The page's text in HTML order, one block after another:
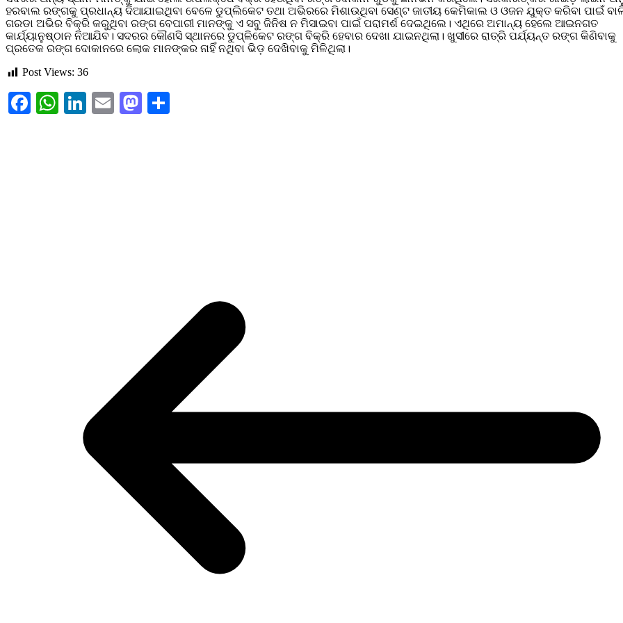
ହରବାଲ ରଙ୍ଗକୁ ପ୍ରଧାନ୍ୟ ଦିଆଯାଇଥିବା ବେଳେ ଡୁପ୍ଲିକେଟ ତଥା ଅଭିରରେ ମିଶାଉଥିବା ସେଣ୍ଟ ଜାତୀୟ କେମିକାଲ ଓ ଓଜନ ଯୁକ୍ତ କରିବା ପାଇଁ
ଗରଡା ଅଭିର ବିକ୍ରି କରୁଥିବା ରଙ୍ଗ ବେପାରୀ ମାନଙ୍କୁ ଏ ସବୁ ଜିନିଷ ନ ମିସାଇବା ପାଇଁ ପରାମର୍ଶ ଦେଇଥିଲେ। ଏଥିରେ ଅମାନ୍ୟ ହେଲେ ଆଇନଗତ
କାର୍ଯ୍ୟାନୁଷ୍ଠାନ ନିଆଯିବ। ସଦରର କୌଣସି ସ୍ଥାନରେ ଡୁପ୍ଳିକେଟ ରଙ୍ଗ ବିକ୍ରି ହେବାର ଦେଖା ଯାଇନଥିଲା। ଖୁସୀରେ ରାତ୍ରି ପର୍ଯ୍ୟନ୍ତ ରଙ୍ଗ କିଣିବାକୁ
ପ୍ରତେକ ରଙ୍ଗ ଦୋକାନରେ ଲୋକ ମାନଙ୍କର ନାହିଁ ନଥିବା ଭିଡ଼ ଦେଖିବାକୁ ମିଳିଥିଲା।
Post Views: 36
Facebook
WhatsApp
LinkedIn
EmailMastodon